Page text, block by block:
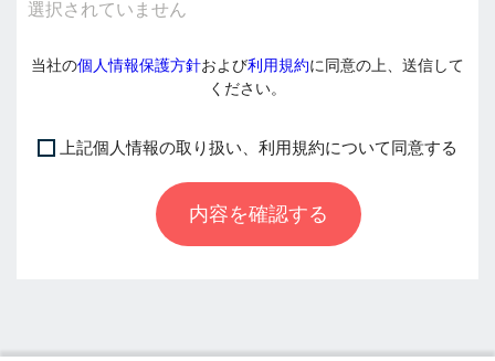
当社の個人情報保護方針および利用規約に同意の上、送信して
ください。
上記個人情報の取り扱い、利用規約について同意する
内容を確認する